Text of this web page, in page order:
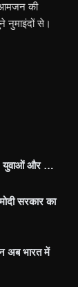
आमजन की
से।
युवाओं और …
सरकार का
अब भारत में